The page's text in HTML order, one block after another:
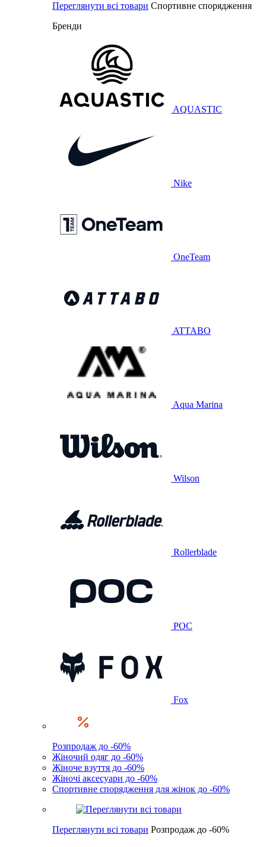
Переглянути всі товари Спортивне спорядження
Бренди
AQUASTIC
Nike
OneTeam
ATTABO
Aqua Marina
Wilson
Rollerblade
POC
Fox
Розпродаж до -60%
Жіночий одяг до -60%
Жіноче взуття до -60%
Жіночі аксесуари до -60%
Спортивне спорядження для жінок до -60%
Переглянути всі товари Розпродаж до -60%